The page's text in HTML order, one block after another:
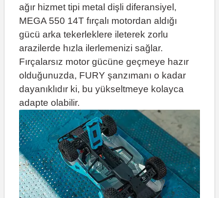
ağır hizmet tipi metal dişli diferansiyel,
MEGA 550 14T fırçalı motordan aldığı
gücü arka tekerleklere ileterek zorlu
arazilerde hızla ilerlemenizi sağlar.
Fırçalarsız motor gücüne geçmeye hazır
olduğunuzda, FURY şanzımanı o kadar
dayanıklıdır ki, bu yükseltmeye kolayca
adapte olabilir.